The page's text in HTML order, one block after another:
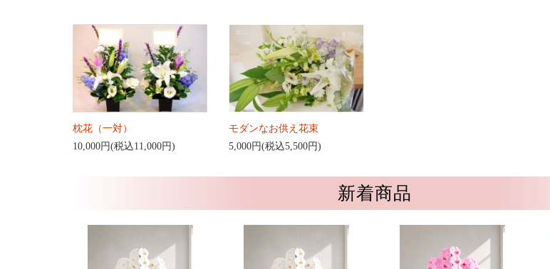
枕花（一対）
10,000円(税込11,000円)
モダンなお供え花束
5,000円(税込5,500円)
新着商品